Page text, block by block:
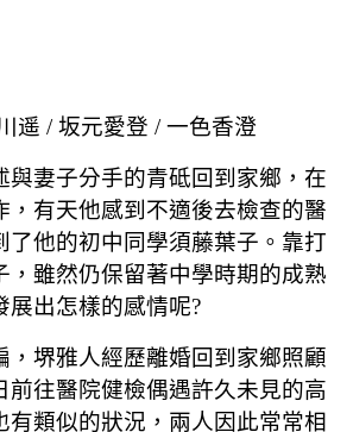
遥 / 坂元愛登 / 一色香澄
與妻子分手的青砥回到家鄉，在
，有天他感到不適後去檢查的醫
了他的初中同學須藤葉子。靠打
，雖然仍保留著中學時期的成熟
展出怎樣的感情呢?
，堺雅人經歷離婚回到家鄉照顧
前往醫院健檢偶遇許久未見的高
有類似的狀況，兩人因此常常相